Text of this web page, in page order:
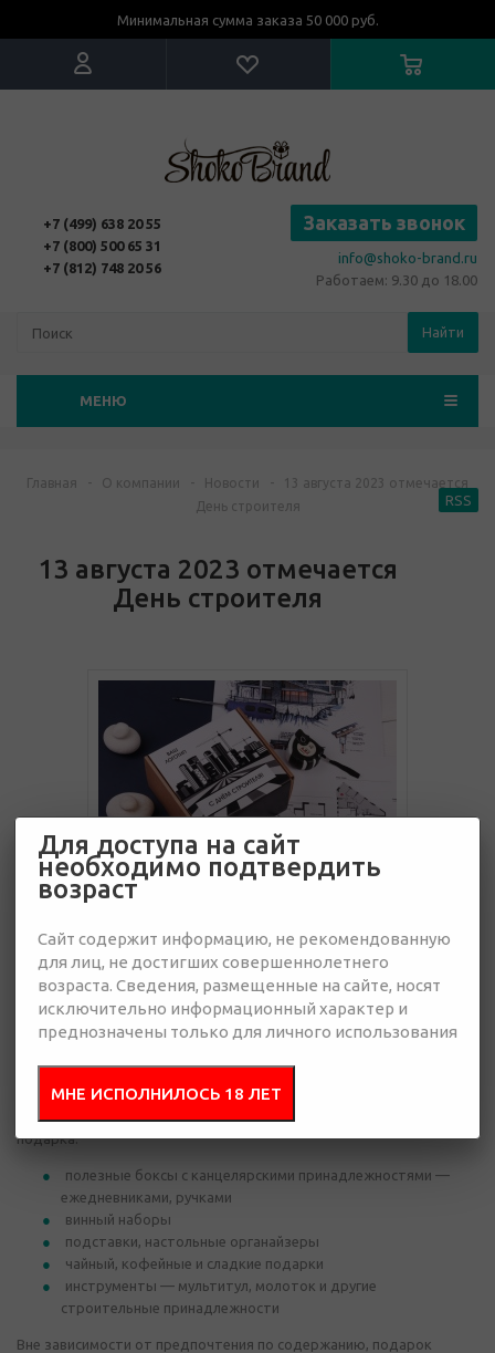
Минимальная сумма заказа 50 000 руб.
+7 (499) 638 20 55
+7 (800) 500 65 31
+7 (812) 748 20 56
Заказать звонок
info@shoko-brand.ru
Работаем: 9.30 до 18.00
Найти
МЕНЮ
Главная - О компании - Новости -
13 августа 2023 отмечается
День строителя
13 августа 2023 отмечается
День строителя
RSS
День строителя праздник особенный и значивый для всех
работников этой отрасли.
Корпоративные подарки на День строителя - это важный
инструмент взаимодействия с сотрудниками, партнерами и
Предлагаем варианты, которые можно преподнести в виде
подарка:
полезные боксы с канцелярскими принадлежностями —
ежедневниками, ручками
винный наборы
подставки, настольные органайзеры
чайный, кофейные и сладкие подарки
инструменты — мультитул, молоток и другие
строительные принадлежности
Вне зависимости от предпочтения по содержанию, подарок
Для доступа на сайт
необходимо подтвердить
возраст
Сайт содержит информацию, не рекомендованную
для лиц, не достигших совершеннолетнего
возраста. Сведения, размещенные на сайте, носят
исключительно информационный характер и
преднозначены только для личного использования
МНЕ ИСПОЛНИЛОСЬ 18 ЛЕТ